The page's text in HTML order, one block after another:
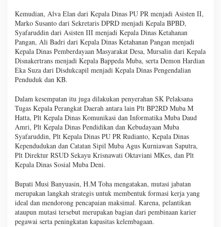
Kemudian, Alva Elan dari Kepala Dinas PU PR menjadi Asisten II,
Marko Susanto dari Sekretaris DPRD menjadi Kepala BPBD,
Syafaruddin dari Asisten III menjadi Kepala Dinas Ketahanan
Pangan, Ali Badri dari Kepala Dinas Ketahanan Pangan menjadi
Kepala Dinas Pemberdayaan Masyarakat Desa, Mursalin dari Kepala
Disnakertrans menjadi Kepala Bappeda Muba, serta Demon Hardian
Eka Suza dari Disdukcapil menjadi Kepala Dinas Pengendalian
Penduduk dan KB.
Dalam kesempatan itu juga dilakukan penyerahan SK Pelaksana
Tugas Kepala Perangkat Daerah antara lain Plt BP2RD Muba M
Hatta, Plt Kepala Dinas Komunikasi dan Informatika Muba Daud
Amri, Plt Kepala Dinas Pendidikan dan Kebudayaan Muba
Syafaruddin, Plt Kepala Dinas PU PR Rudianto, Kepala Dinas
Kependudukan dan Catatan Sipil Muba Agus Kurniawan Saputra,
Plt Direktur RSUD Sekayu Krisnawati Oktaviani MKes, dan Plt
Kepala Dinas Sosial Muba Deni.
Bupati Musi Banyuasin, H.M Toha mengatakan, mutasi jabatan
merupakan langkah strategis untuk membentuk formasi kerja yang
ideal dan mendorong pencapaian maksimal. Karena, pelantikan
ataupun mutasi tersebut merupakan bagian dari pembinaan karier
pegawai serta peningkatan kapasitas kelembagaan.